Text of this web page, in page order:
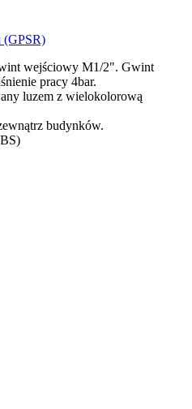
(GPSR)
wejściowy M1/2". Gwint
pracy 4bar.
luzem z wielokolorową
budynków.